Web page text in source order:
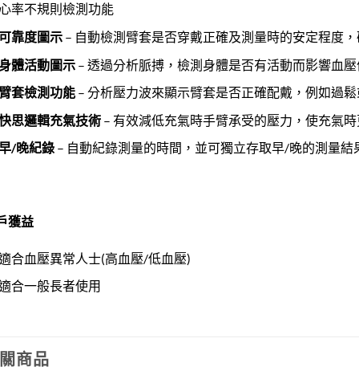
率不規則檢測功能
靠度圖示 – 自動檢測臂套是否穿戴正確及測量時的安定程度
體活動圖示 – 透過分析脈搏，檢測身體是否有活動而影響血壓
套檢測功能 – 分析壓力波來顯示臂套是否正確配戴，例如過
思邏輯充氣技術 – 有效減低充氣時手臂承受的壓力，使充氣
/晚紀錄 – 自動紀錄測量的時間，並可獨立存取早/晚的測量結
獲益
合血壓異常人士(高血壓/低血壓)
合一般長者使用
商品